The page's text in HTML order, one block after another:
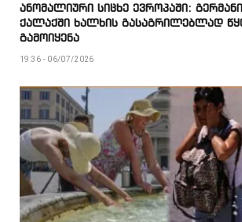
ანომალიური სიცხე ევროპაში:
ქალაქში ხალხის გასაგრილებლად
გამოიყენა
19:36 - 06/07/2026